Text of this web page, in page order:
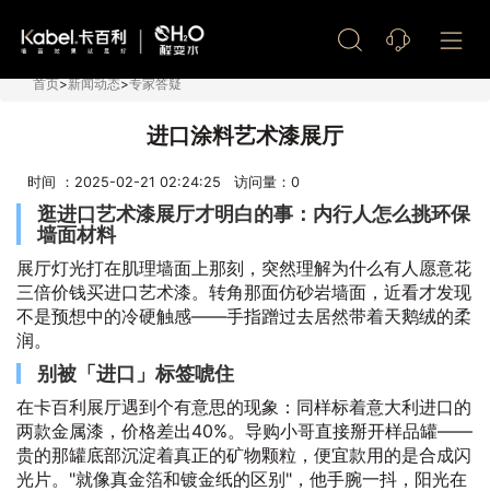
首页>新闻动态>专家答疑
进口涂料艺术漆展厅
时间 ：2025-02-21 02:24:25 访问量： 0
逛进口艺术漆展厅才明白的事：内行人怎么挑环保
墙面材料
展厅灯光打在肌理墙面上那刻，突然理解为什么有人愿意花
三倍价钱买进口艺术漆。转角那面仿砂岩墙面，近看才发现
不是预想中的冷硬触感——手指蹭过去居然带着天鹅绒的柔
润。
别被「进口」标签唬住
在卡百利展厅遇到个有意思的现象：同样标着意大利进口的
两款金属漆，价格差出40%。导购小哥直接掰开样品罐——
贵的那罐底部沉淀着真正的矿物颗粒，便宜款用的是合成闪
光片。"就像真金箔和镀金纸的区别"，他手腕一抖，阳光在